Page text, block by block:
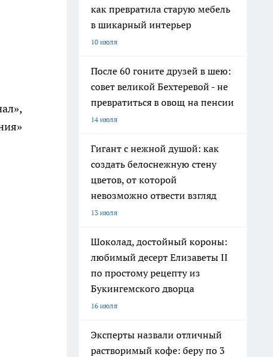
как превратила старую мебель
в шикарный интерьер
10 июля
После 60 гоните друзей в шею:
совет великой Бехтеревой - не
превратиться в овощ на пенсии
14 июля
Гигант с нежной душой: как
создать белоснежную стену
цветов, от которой
невозможно отвести взгляд
13 июля
Шоколад, достойный короны:
любимый десерт Елизаветы II
по простому рецепту из
Букингемского дворца
16 июля
Эксперты назвали отличный
растворимый кофе: беру по 3